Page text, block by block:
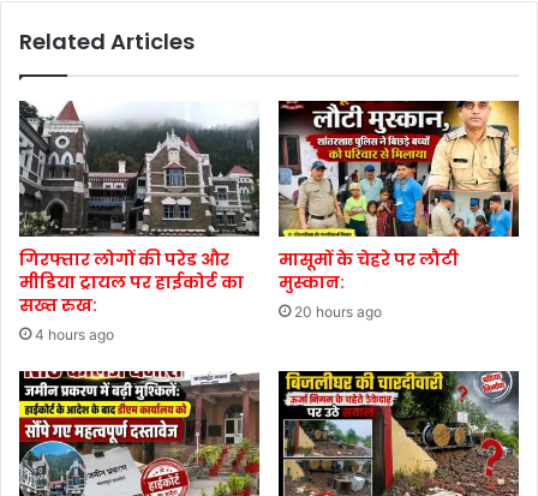
Related Articles
गिरफ्तार लोगों की परेड और
मीडिया ट्रायल पर हाईकोर्ट का
सख्त रुख:
4 hours ago
मासूमों के चेहरे पर लौटी
मुस्कान:
20 hours ago